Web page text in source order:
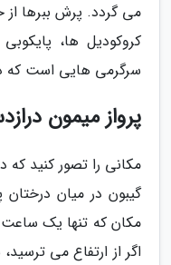
می گردد. پرش ببرها از
کروکودیل ها،
سرگرمی هایی است که
پرواز میمون
مکانی را تصور کنید که
گیبون در میان درختان
مکان که تنها یک ساعت
اگر از ارتفاع می